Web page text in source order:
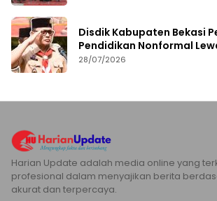
Disdik Kabupaten Bekasi
Pendidikan Nonformal
2026
28/07/2026
Harian Update adalah media online yang
profesional dalam menyajikan berita
akurat dan terpercaya.